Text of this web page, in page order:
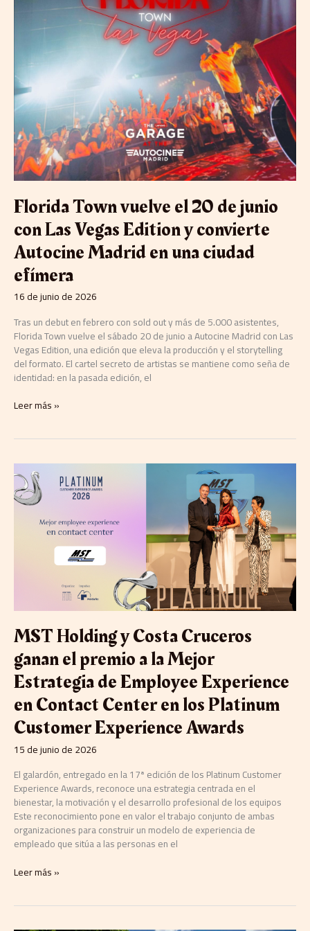
Florida Town vuelve el 20 de junio
con Las Vegas Edition y convierte
Autocine Madrid en una ciudad
efímera
16 de junio de 2026
Tras un debut en febrero con sold out y más de 5.000 asistentes,
Florida Town vuelve el sábado 20 de junio a Autocine Madrid con Las
Vegas Edition, una edición que eleva la producción y el storytelling
del formato. El cartel secreto de artistas se mantiene como seña de
identidad: en la pasada edición, el
Madrid
ciudad
efímera
Leer más »
MST Holding y Costa Cruceros
ganan el premio a la Mejor
Estrategia de Employee Experience
en Contact Center en los Platinum
Customer Experience Awards
15 de junio de 2026
El galardón, entregado en la 17ª edición de los Platinum Customer
Experience Awards, reconoce una estrategia centrada en el
bienestar, la motivación y el desarrollo profesional de los equipos
Este reconocimiento pone en valor el trabajo conjunto de ambas
organizaciones para construir un modelo de experiencia de
empleado que sitúa a las personas en el
MST
Holding
y
Costa
Cruceros
Mejor
de
Employee
Experience
en
Contact
Center
en
los
Platinum
Customer
Experience
Awards
Leer más »